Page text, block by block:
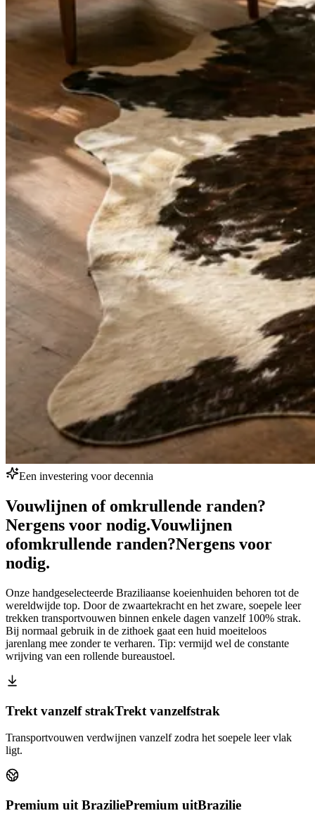
Een investering voor decennia
Vouwlijnen of omkrullende randen?
Nergens voor nodig.Vouwlijnen
ofomkrullende randen?Nergens voor
nodig.
Onze handgeselecteerde Braziliaanse koeienhuiden behoren tot de
wereldwijde top. Door de zwaartekracht en het zware, soepele leer
trekken transportvouwen binnen enkele dagen vanzelf 100% strak.
Bij normaal gebruik in de zithoek gaat een huid moeiteloos
jarenlang mee zonder te verharen. Tip: vermijd wel de constante
wrijving van een rollende bureaustoel.
Trekt vanzelf strakTrekt vanzelfstrak
Transportvouwen verdwijnen vanzelf zodra het soepele leer vlak
ligt.
Premium uit BraziliePremium uitBrazilie